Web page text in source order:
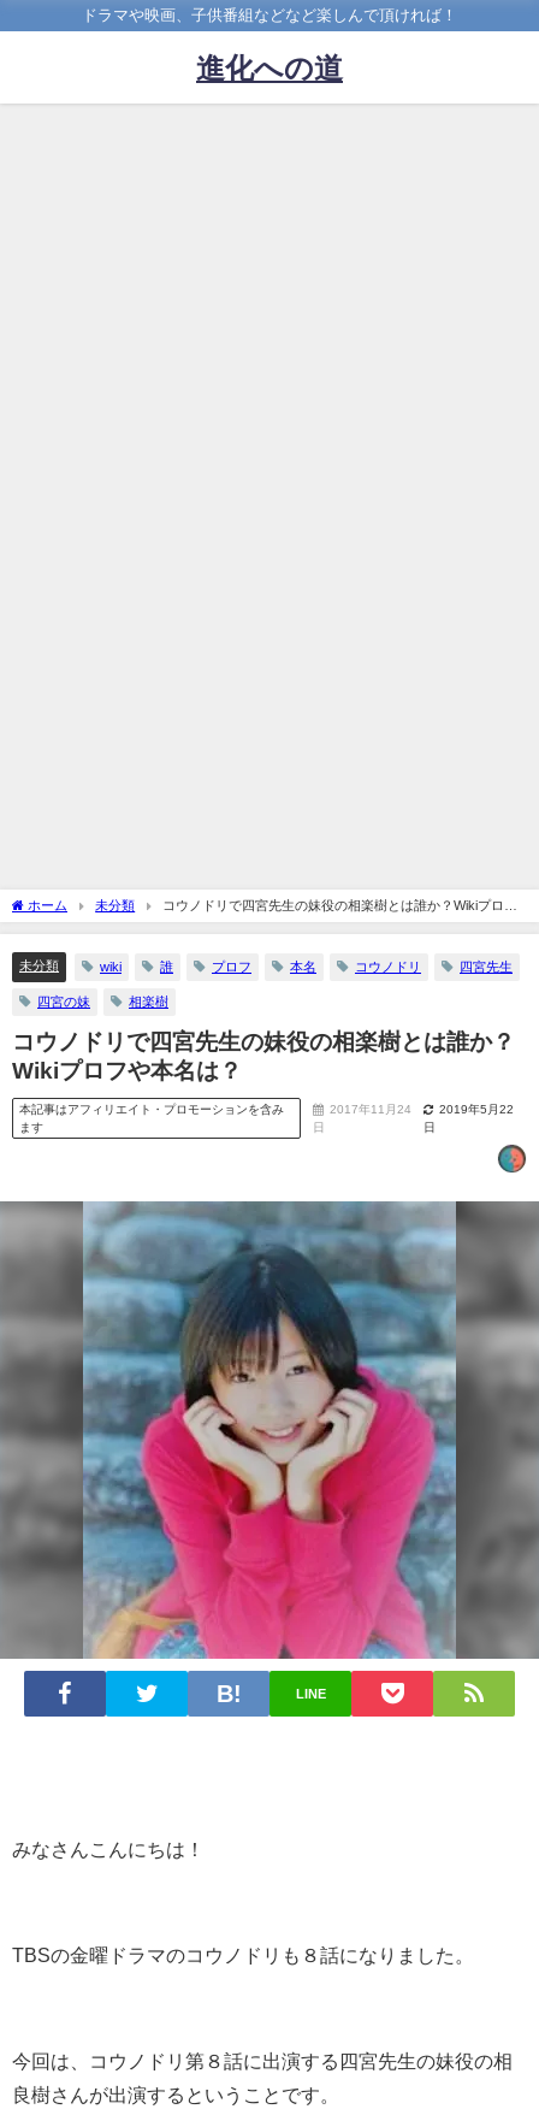
ドラマや映画、子供番組などなど楽しんで頂ければ！
進化への道
ホーム 未分類
コウノドリで四宮先生の妹役の相楽樹とは誰か？Wikiプロフ
や本名は？
未分類 wiki 誰 プロフ 本名 コウノドリ 四宮先生
四宮の妹 相楽樹
コウノドリで四宮先生の妹役の相楽樹とは誰か？
Wikiプロフや本名は？
本記事はアフィリエイト・プロモーションを含み
ます
2017年11月24
日
2019年5月22
日
LINE
みなさんこんにちは！
TBSの金曜ドラマのコウノドリも８話になりました。
今回は、コウノドリ第８話に出演する四宮先生の妹役の相
良樹さんが出演するということです。